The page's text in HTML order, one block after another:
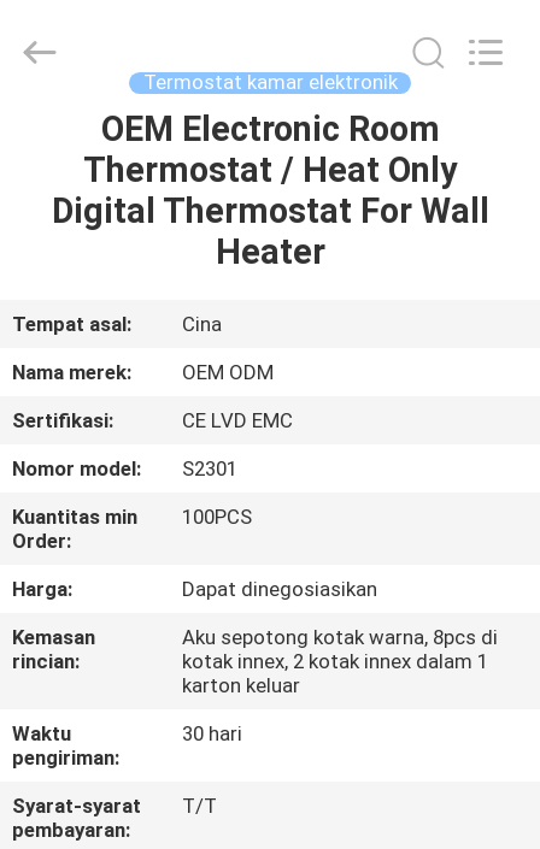
RUMAH
PRODUK
VR
KAMI
TUR
PABRIK
KONTROL
KUALITAS
HUBUNGI
KAMI
Limited.
Termostat kamar elektronik
OEM Electronic Room
Thermostat / Heat Only
Digital Thermostat For Wall
Heater
Tempat asal:
Cina
Nama merek:
OEM ODM
Sertifikasi:
CE LVD EMC
Nomor model:
S2301
Kuantitas min
Order:
100PCS
Harga:
Dapat dinegosiasikan
Kemasan
rincian:
Aku sepotong kotak warna, 8pcs di
kotak innex, 2 kotak innex dalam 1
karton keluar
Waktu
pengiriman:
30 hari
Syarat-syarat
pembayaran:
T/T